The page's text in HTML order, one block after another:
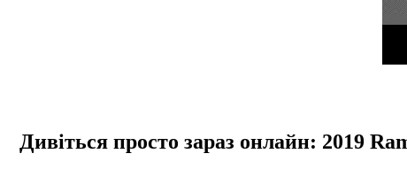
Дивіться просто зараз онлайн: 2019